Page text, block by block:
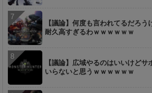
【議論】何度も言われてるだろう
耐久高すぎるわｗｗｗｗｗｗ
【議論】広域やるのはいいけどサ
いらないと思うｗｗｗｗｗｗ